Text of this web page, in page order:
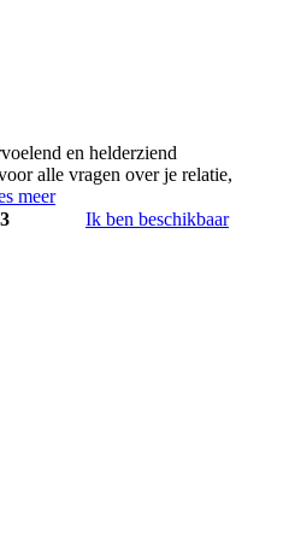
en helderziend
alle vragen over je relatie,
meer
Ik ben beschikbaar